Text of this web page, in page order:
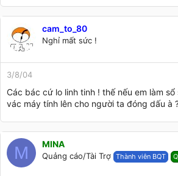
cam_to_80
Nghỉ mất sức !
3/8/04
Các bác cứ lo linh tinh ! thế nếu em làm sổ
vác máy tính lên cho người ta đóng dấu à
M MINA
Quảng cáo/Tài Trợ Thành viên BQT